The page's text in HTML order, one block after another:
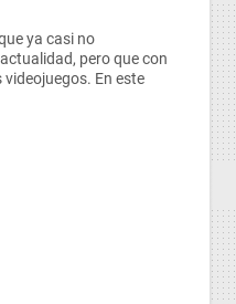
ya casi no
pero que con
En este